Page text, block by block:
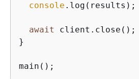
console .log(results);
await
client.close();
}
main();